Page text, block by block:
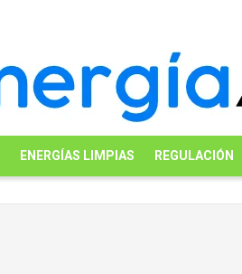
ENERGÍAS LIMPIAS REGULACIÓN